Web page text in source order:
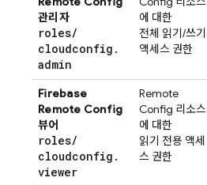
관리자
roles/
cloudconfig .
admin
에 대한
전체 읽기/쓰기
액세스 권한
Firebase
Remote Config
뷰어
roles/
cloudconfig .
viewer
Remote
Config 리소스
에 대한
읽기 전용 액세
스 권한